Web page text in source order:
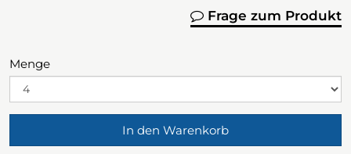
Frage zum Produkt
Menge
In den Warenkorb